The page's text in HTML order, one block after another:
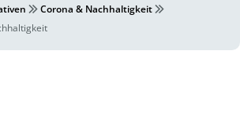
Corona & Nachhaltigkeit